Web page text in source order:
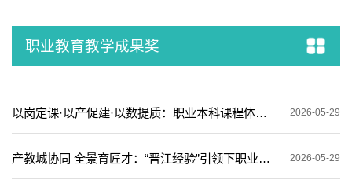
职业教育教学成果奖
以岗定课·以产促建·以数提质：职业本科课程体系建设的创新实践 2026-05-29
产教城协同 全景育匠才：“晋江经验”引领下职业本科实践育人创新探索 2026-05-29